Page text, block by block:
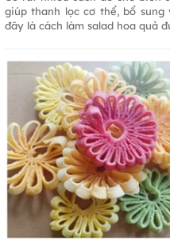
giúp thanh lọc cơ thể, bổ sung
đây là cách làm salad hoa quả